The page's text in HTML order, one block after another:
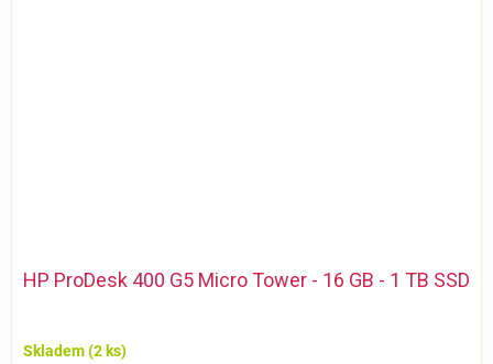
HP ProDesk 400 G5 Micro Tower - 16 GB - 1 TB SSD
Skladem(2 ks)